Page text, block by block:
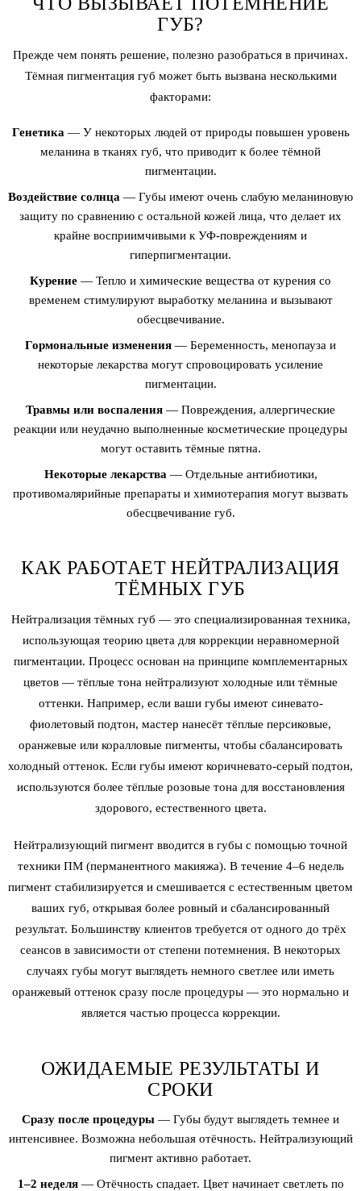
ГУБ?
Прежде чем понять решение, полезно разобраться в причинах.
Тёмная пигментация губ может быть вызвана несколькими
факторами:
Генетика — У некоторых людей от природы повышен уровень
меланина в тканях губ, что приводит к более тёмной
пигментации.
Воздействие солнца — Губы имеют очень слабую меланиновую
защиту по сравнению с остальной кожей лица, что делает их
крайне восприимчивыми к УФ-повреждениям и
гиперпигментации.
Курение — Тепло и химические вещества от курения со
временем стимулируют выработку меланина и вызывают
обесцвечивание.
Гормональные изменения — Беременность, менопауза и
некоторые лекарства могут спровоцировать усиление
пигментации.
Травмы или воспаления — Повреждения, аллергические
реакции или неудачно выполненные косметические процедуры
могут оставить тёмные пятна.
Некоторые лекарства — Отдельные антибиотики,
противомалярийные препараты и химиотерапия могут вызвать
обесцвечивание губ.
КАК РАБОТАЕТ НЕЙТРАЛИЗАЦИЯ
ТЁМНЫХ ГУБ
Нейтрализация тёмных губ — это специализированная техника,
использующая теорию цвета для коррекции неравномерной
пигментации. Процесс основан на принципе комплементарных
цветов — тёплые тона нейтрализуют холодные или тёмные
оттенки. Например, если ваши губы имеют синевато-
фиолетовый подтон, мастер нанесёт тёплые персиковые,
оранжевые или коралловые пигменты, чтобы сбалансировать
холодный оттенок. Если губы имеют коричневато-серый подтон,
используются более тёплые розовые тона для восстановления
здорового, естественного цвета.
Нейтрализующий пигмент вводится в губы с помощью точной
техники ПМ (перманентного макияжа). В течение 4–6 недель
пигмент стабилизируется и смешивается с естественным цветом
ваших губ, открывая более ровный и сбалансированный
результат. Большинству клиентов требуется от одного до трёх
сеансов в зависимости от степени потемнения. В некоторых
случаях губы могут выглядеть немного светлее или иметь
оранжевый оттенок сразу после процедуры — это нормально и
является частью процесса коррекции.
ОЖИДАЕМЫЕ РЕЗУЛЬТАТЫ И
СРОКИ
Сразу после процедуры — Губы будут выглядеть темнее и
интенсивнее. Возможна небольшая отёчность. Нейтрализующий
пигмент активно работает.
1–2 неделя— Отёчность спадает. Цвет начинает светлеть по